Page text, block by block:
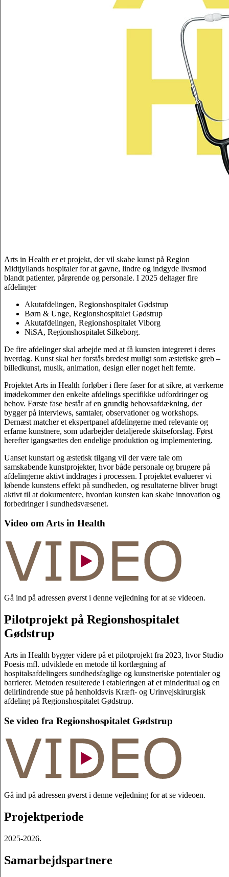
Arts in Health er et projekt, der vil skabe kunst på Region
Midtjyllands hospitaler for at gavne, lindre og indgyde livsmod
blandt patienter, pårørende og personale. I 2025 deltager fire
afdelinger
Akutafdelingen, Regionshospitalet Gødstrup
Børn & Unge, Regionshospitalet Gødstrup
Akutafdelingen, Regionshospitalet Viborg
NiSA, Regionshospitalet Silkeborg.
De fire afdelinger skal arbejde med at få kunsten integreret i deres
hverdag. Kunst skal her forstås bredest muligt som æstetiske greb –
billedkunst, musik, animation, design eller noget helt femte.
Projektet Arts in Health forløber i flere faser for at sikre, at værkerne
imødekommer den enkelte afdelings specifikke udfordringer og
behov. Første fase består af en grundig behovsafdækning, der
bygger på interviews, samtaler, observationer og workshops.
Dernæst matcher et ekspertpanel afdelingerne med relevante og
erfarne kunstnere, som udarbejder detaljerede skitseforslag. Først
herefter igangsættes den endelige produktion og implementering.
Uanset kunstart og æstetisk tilgang vil der være tale om
samskabende kunstprojekter, hvor både personale og brugere på
afdelingerne aktivt inddrages i processen. I projektet evaluerer vi
løbende kunstens effekt på sundheden, og resultaterne bliver brugt
aktivt til at dokumentere, hvordan kunsten kan skabe innovation og
forbedringer i sundhedsvæsenet.
Video om Arts in Health
Gå ind på adressen øverst i denne vejledning for at se videoen.
Pilotprojekt på Regionshospitalet
Gødstrup
Arts in Health bygger videre på et pilotprojekt fra 2023, hvor Studio
Poesis mfl. udviklede en metode til kortlægning af
hospitalsafdelingers sundhedsfaglige og kunstneriske potentialer og
barrierer. Metoden resulterede i etableringen af et minderitual og en
delirlindrende stue på henholdsvis Kræft- og Urinvejskirurgisk
afdeling på Regionshospitalet Gødstrup.
Se video fra Regionshospitalet Gødstrup
Gå ind på adressen øverst i denne vejledning for at se videoen.
Projektperiode
2025-2026.
Samarbejdspartnere